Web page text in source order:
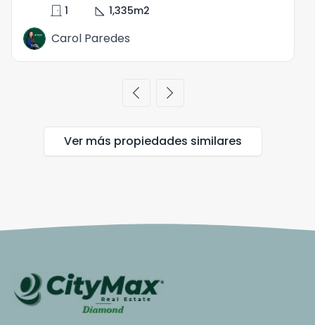
door_front 1 square_foot 1,335m2
Carol Paredes
chevron_left chevron_right
Ver más propiedades similares